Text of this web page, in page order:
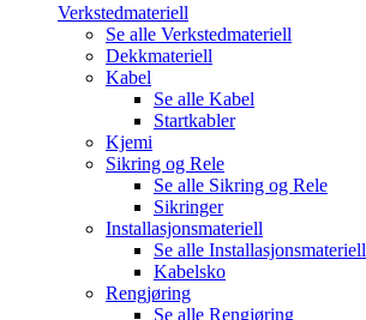
Verkstedmateriell
Se alle Verkstedmateriell
Dekkmateriell
Kabel
Se alle Kabel
Startkabler
Kjemi
Sikring og Rele
Se alle Sikring og Rele
Sikringer
Installasjonsmateriell
Se alle Installasjonsmateriell
Kabelsko
Rengjøring
Se alle Rengjøring